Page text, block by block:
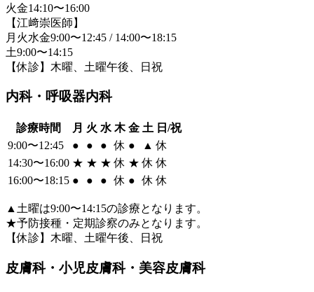
火金14:10〜16:00
【江﨑崇医師】
月火水金9:00〜12:45 / 14:00〜18:15
土9:00〜14:15
【休診】木曜、土曜午後、日祝
内科・呼吸器内科
診療時間 月 火 水 木 金 土 日/祝
9:00〜12:45
● ● ● 休 ● ▲ 休
14:30〜16:00 ★ ★ ★ 休 ★ 休 休
16:00〜18:15 ● ● ● 休 ● 休 休
▲ 土曜は9:00〜14:15の診療となります。
★予防接種・定期診察のみとなります。
【休診】木曜、土曜午後、日祝
皮膚科・小児皮膚科・美容皮膚科